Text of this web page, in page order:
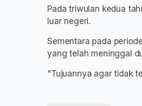
Pada triwulan kedua
luar negeri.
Sementara pada
yang telah meninggal
"Tujuannya agar tidak